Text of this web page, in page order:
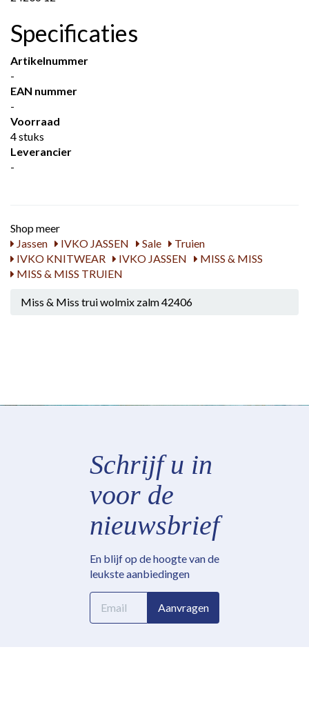
Specificaties
Artikelnummer
-
EAN nummer
-
Voorraad
4 stuks
Leverancier
-
Shop meer
Jassen
IVKO JASSEN Sale
Truien
IVKO KNITWEAR
IVKO JASSEN
MISS & MISS
MISS & MISS TRUIEN
Miss & Miss trui wolmix zalm 42406
Schrijf u in
voor de
nieuwsbrief
En blijf op de hoogte van de
leukste aanbiedingen
E-
mailadres
Aanvragen